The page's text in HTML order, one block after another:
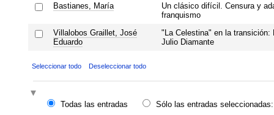
Bastianes, María
Un clásico difícil. Censura y
franquismo
Villalobos Graillet, José
Eduardo
"La Celestina" en la transición:
Julio Diamante
Seleccionar todo Deseleccionar todo
Todas las entradas
Sólo las entradas seleccionadas: